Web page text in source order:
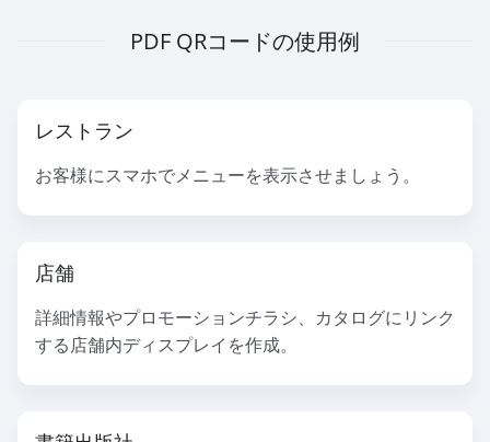
PDF QRコードの使用例
レストラン
お客様にスマホでメニューを表示させましょう。
店舗
詳細情報やプロモーションチラシ、カタログにリンク
する店舗内ディスプレイを作成。